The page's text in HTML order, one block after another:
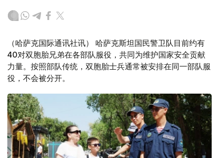
（哈萨克国际通讯社讯） 哈萨克斯坦国民警卫队目前约有
40对双胞胎兄弟在各部队服役，共同为维护国家安全贡献
力量。按照部队传统，双胞胎士兵通常被安排在同一部队服
役，不会被分开。